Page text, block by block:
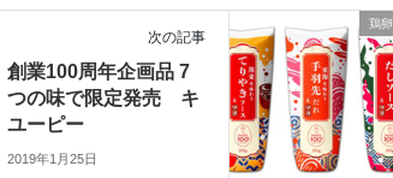
鶏卵
次の記事
創業100周年企画品 7
つの味で限定発売 キ
ユーピー
2019年1月25日